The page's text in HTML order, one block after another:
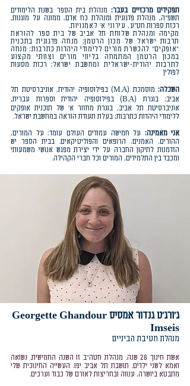
תפקידים מרכזיים בעבר:מנהלת בית הספר בשנת הלימודים
תשפ"ה, מנהלת פדגוגית ומנהלת כח אדם, ממונה על מוגנות,
רכזת ספרות חט״ע, עירוני א׳ לאמנויות.
מקימה ומנהלת שלוחת תל אביב של בית ספר להוראת
תרבות ישראל של מכון הרטמן; מנחה פדגוגית בתכנית
"אופקים" להכשרת מורים ללימודי היהדות כתרבות; מנחה
במכון הרטמן המתמחה בליווי מורים וצוותי מקצוע
לתרבות יהודית-ישראלית ומחשבת ישראל; רכזת מסעות
לפולין
השכלה:
מוסמכת (M.A) בפילוסופיה יהודית, אוניברסיטת תל
אביב; בוגרת (B.A) בפילוסופיה יהודית וספרות עברית,
אוניברסיטת תל אביב, בוגרת מחזור א׳ של תוכנית אופקים
ללימודי היהדות כתרבות; בעלת תעודת הוראה במחשבת ישראל.
אני מאמינה: על חמישה עמודים העולם עומד: על המורים,
ההורים, האמנים, הרופאים והפוליטיקאים. בבית הספר יש
הזדמנות לתיקון החברה על ידי יצירת מפגש אנושי משמעותי
ומכבד בין התלמידים, המורים וכל חברי הקהילה.
ג'ורג'ט גנדור אמסיס Georgette Ghandour
Imseis
מנהלת חטיבת הביניים
אשת חינוך 28
שנה. מנהלת חטה"ב זו השנה החמישית. נשואה
ואמא לשני ילדים. תושבת תל אביב יפו. העשייה החינוכית שלי
מתבטא ביושרה, ענווה ובחריצות לאורם של כבוד וערכים.